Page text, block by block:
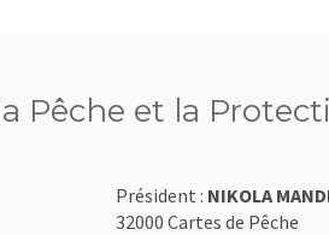
Pêche et la
Président : NIKOLA
32000 Cartes de Pêche